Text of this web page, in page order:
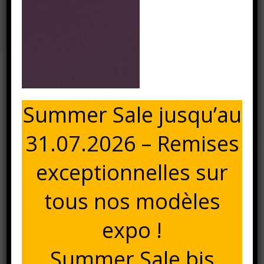
24 février 2025
PRUNE
Summer Sale jusqu’au
31.07.2026 – Remises
exceptionnelles sur
tous nos modèles
expo !